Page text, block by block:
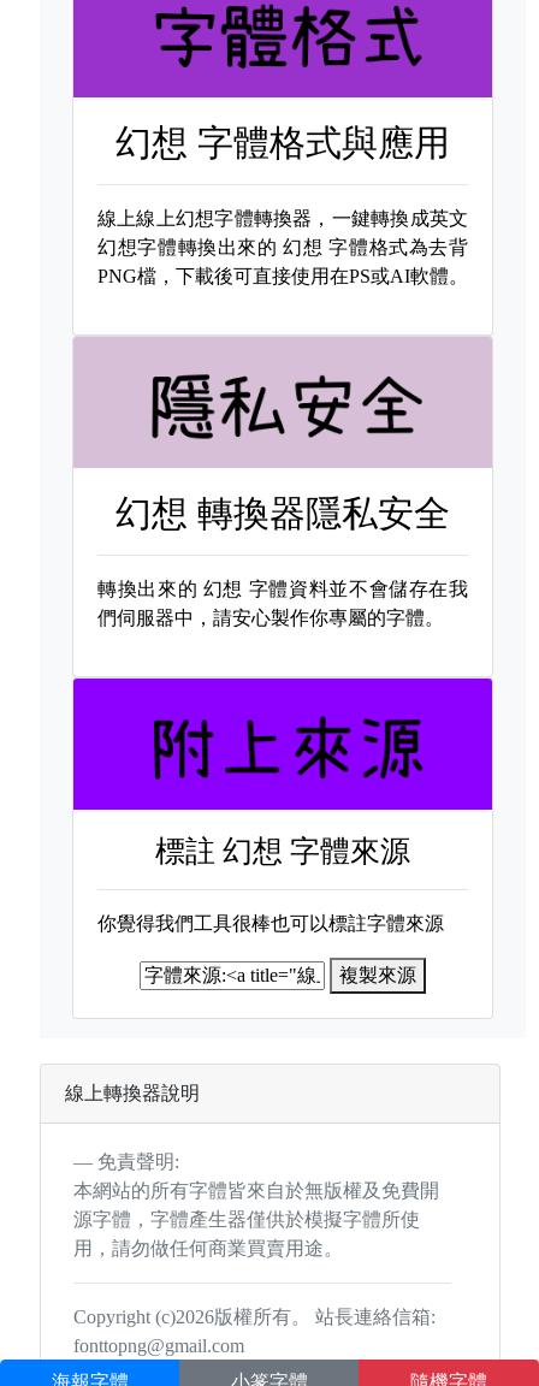
幻想 字體格式與應用
線上線上幻想字體轉換器，一鍵轉換成英文
幻想字體轉換出來的幻想 字體格式為去背
PNG檔，下載後可直接使用在PS或AI軟體。
幻想 轉換器隱私安全
轉換出來的 幻想 字體資料並不會儲存在我
們伺服器中，請安心製作你專屬的字體。
標註幻想 字體來源
你覺得我們工具很棒也可以標註字體來源
複製來源
線上轉換器說明
免責聲明:
本網站的所有字體皆來自於無版權及免費開
源字體，字體產生器僅供於模擬字體所使
用，請勿做任何商業買賣用途。
Copyright (c)2026版權所有。 站長連絡信箱:
fonttopng@gmail.com
海報字體
小篆字體 隨機字體